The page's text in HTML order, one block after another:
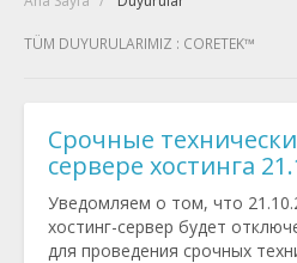
TÜM DUYURULARIMIZ : CORETEK™
Срочные
сервере хостинга
Уведомляем о том, что
хостинг-сервер будет
для проведения срочных